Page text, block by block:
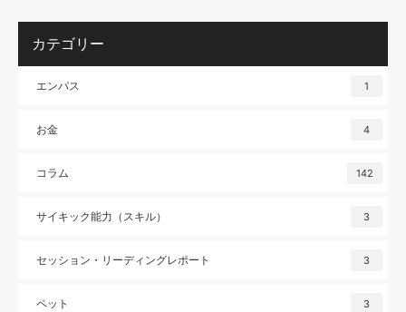
カテゴリー
エンパス 1
お金 4
コラム 142
サイキック能力（スキル） 3
セッション・リーディングレポート 3
ペット 3